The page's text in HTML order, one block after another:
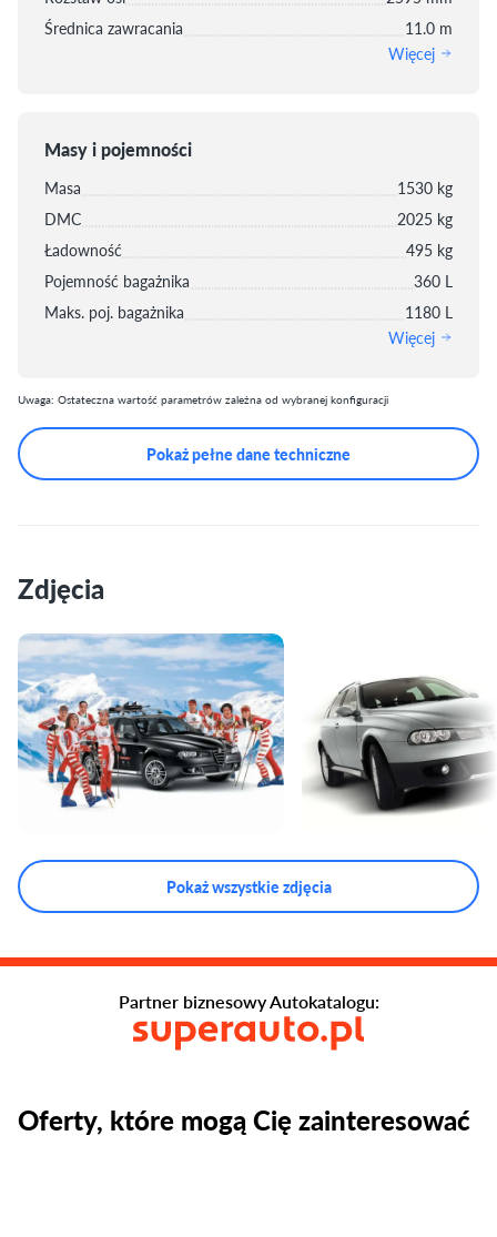
Średnica zawracania
11.0 m
Więcej
Masy i pojemności
Masa
1530 kg
DMC
2025 kg
Ładowność
495 kg
Pojemność bagażnika
360 L
Maks. poj. bagażnika
1180 L
Więcej
Uwaga: Ostateczna wartość parametrów zależna od wybranej konfiguracji
Pokaż pełne dane techniczne
Zdjęcia
Pokaż wszystkie zdjęcia
Oferty, które mogą Cię zainteresować
Partner biznesowy Autokatalogu: